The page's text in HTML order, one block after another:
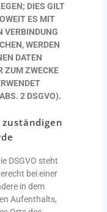
DIES GILT
ES MIT
VERBINDUNG
WERDEN
DATEN
ZUM ZWECKE
2 DSGVO).
DSGVO steht
bei einer
in dem
Aufenthalts,